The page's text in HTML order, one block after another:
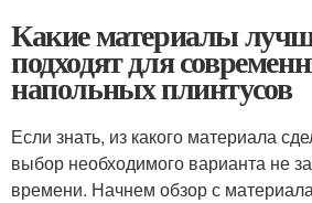
Какие материалы
подходят для
напольных плинтусов
Если знать, из какого материала
выбор необходимого варианта не
времени. Начнем обзор с